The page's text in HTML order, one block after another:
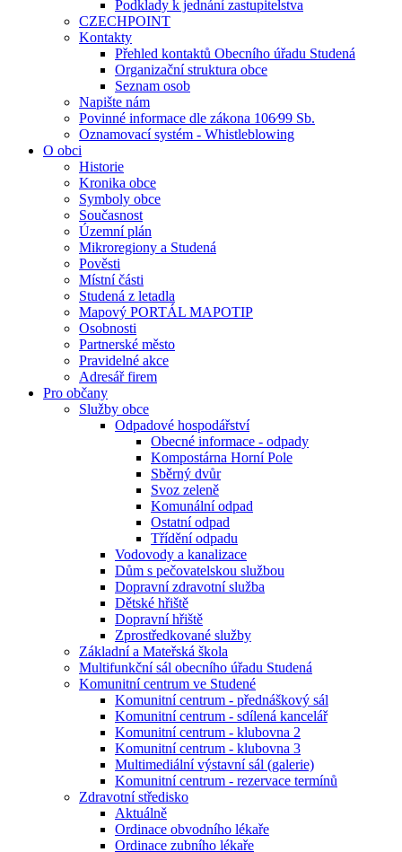
Podklady k jednání zastupitelstva
CZECHPOINT
Kontakty
Přehled kontaktů Obecního úřadu Studená
Organizační struktura obce
Seznam osob
Napište nám
Povinné informace dle zákona 106⁄99 Sb.
Oznamovací systém - Whistleblowing
O obci
Historie
Kronika obce
Symboly obce
Současnost
Územní plán
Mikroregiony a Studená
Pověsti
Místní části
Studená z letadla
Mapový PORTÁL MAPOTIP
Osobnosti
Partnerské město
Pravidelné akce
Adresář firem
Pro občany
Služby obce
Odpadové hospodářství
Obecné informace - odpady
Kompostárna Horní Pole
Sběrný dvůr
Svoz zeleně
Komunální odpad
Ostatní odpad
Třídění odpadu
Vodovody a kanalizace
Dům s pečovatelskou službou
Dopravní zdravotní služba
Dětské hřiště
Dopravní hřiště
Zprostředkované služby
Základní a Mateřská škola
Multifunkční sál obecního úřadu Studená
Komunitní centrum ve Studené
Komunitní centrum - přednáškový sál
Komunitní centrum - sdílená kancelář
Komunitní centrum - klubovna 2
Komunitní centrum - klubovna 3
Multimediální výstavní sál (galerie)
Komunitní centrum - rezervace termínů
Zdravotní středisko
Aktuálně
Ordinace obvodního lékaře
Ordinace zubního lékaře